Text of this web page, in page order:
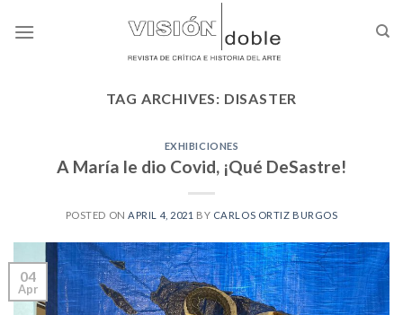
TAG ARCHIVES: DISASTER
EXHIBICIONES
A María le dio Covid, ¡Qué DeSastre!
POSTED ON APRIL 4, 2021 BY CARLOS ORTIZ BURGOS
04
Apr